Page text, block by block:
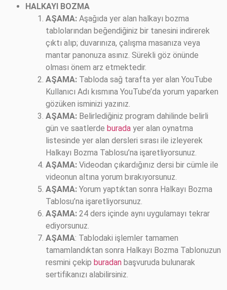
HALKAYI BOZMA
AŞAMA: Aşağıda yer alan halkayı bozma
tablolarından beğendiğiniz bir tanesini indirerek
çıktı alıp; duvarınıza, çalışma masanıza veya
mantar panonuza asınız. Sürekli göz önünde
olması önem arz etmektedir.
AŞAMA: Tabloda sağ tarafta yer alan YouTube
Kullanıcı Adı kısmına YouTube’da yorum yaparken
gözüken isminizi yazınız.
AŞAMA: Belirlediğiniz program dahilinde belirli
gün ve saatlerde burada yer alan oynatma
listesinde yer alan dersleri sırası ile izleyerek
Halkayı Bozma Tablosu’na işaretliyorsunuz.
AŞAMA: Videodan çıkardığınız dersi bir cümle ile
videonun altına yorum bırakıyorsunuz.
AŞAMA: Yorum yaptıktan sonra Halkayı Bozma
Tablosu’na işaretliyorsunuz.
AŞAMA: 24 ders içinde aynı uygulamayı tekrar
ediyorsunuz.
AŞAMA: Tablodaki işlemler tamamen
tamamlandıktan sonra Halkayı Bozma Tablonuzun
resmini çekip buradan başvuruda bulunarak
sertifikanızı alabilirsiniz.